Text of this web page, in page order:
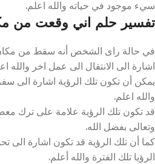
سيء موجود في حياته والله اعلم.
تفسير حلم اني وقعت من
في حالة راى الشخص أنه سقط من مكان
اشارة الى الانتقال الى عمل اخر والله
يمكن أن تكون تلك الرؤية اشارة الى
والله اعلم.
قد تكون تلك الرؤية علامة على ترك
وتعالى بفضل الله.
كما أن تلك الرؤية قد تكون اشارة
الرؤيا تلك الفترة والله أعلم.